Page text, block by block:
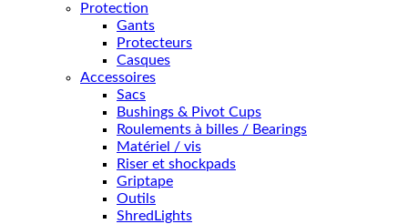
Protection
Gants
Protecteurs
Casques
Accessoires
Sacs
Bushings & Pivot Cups
Roulements à billes / Bearings
Matériel / vis
Riser et shockpads
Griptape
Outils
ShredLights